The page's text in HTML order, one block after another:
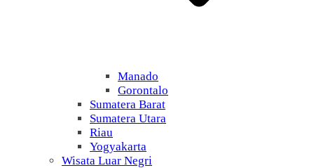
Manado
Gorontalo
Sumatera Barat
Sumatera Utara
Riau
Yogyakarta
Wisata Luar Negri